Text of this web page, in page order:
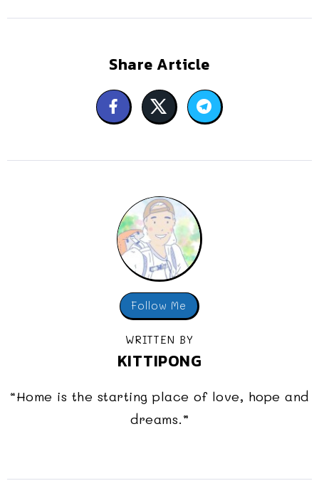
Share Article
Follow Me
WRITTEN BY
KITTIPONG
“Home is the starting place of love, hope and
dreams.”